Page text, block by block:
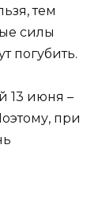
тем
силы
погубить.
13 июня –
при